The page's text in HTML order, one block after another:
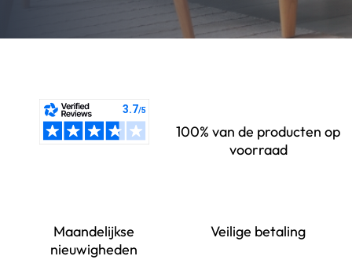
100% van de producten op
voorraad
Maandelijkse
nieuwigheden
Veilige betaling